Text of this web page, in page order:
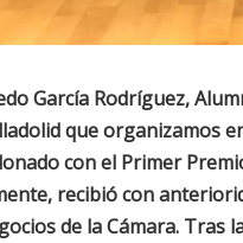
García Rodríguez,
que organizamos
con el Primer
recibió con
de la Cámara. Tras